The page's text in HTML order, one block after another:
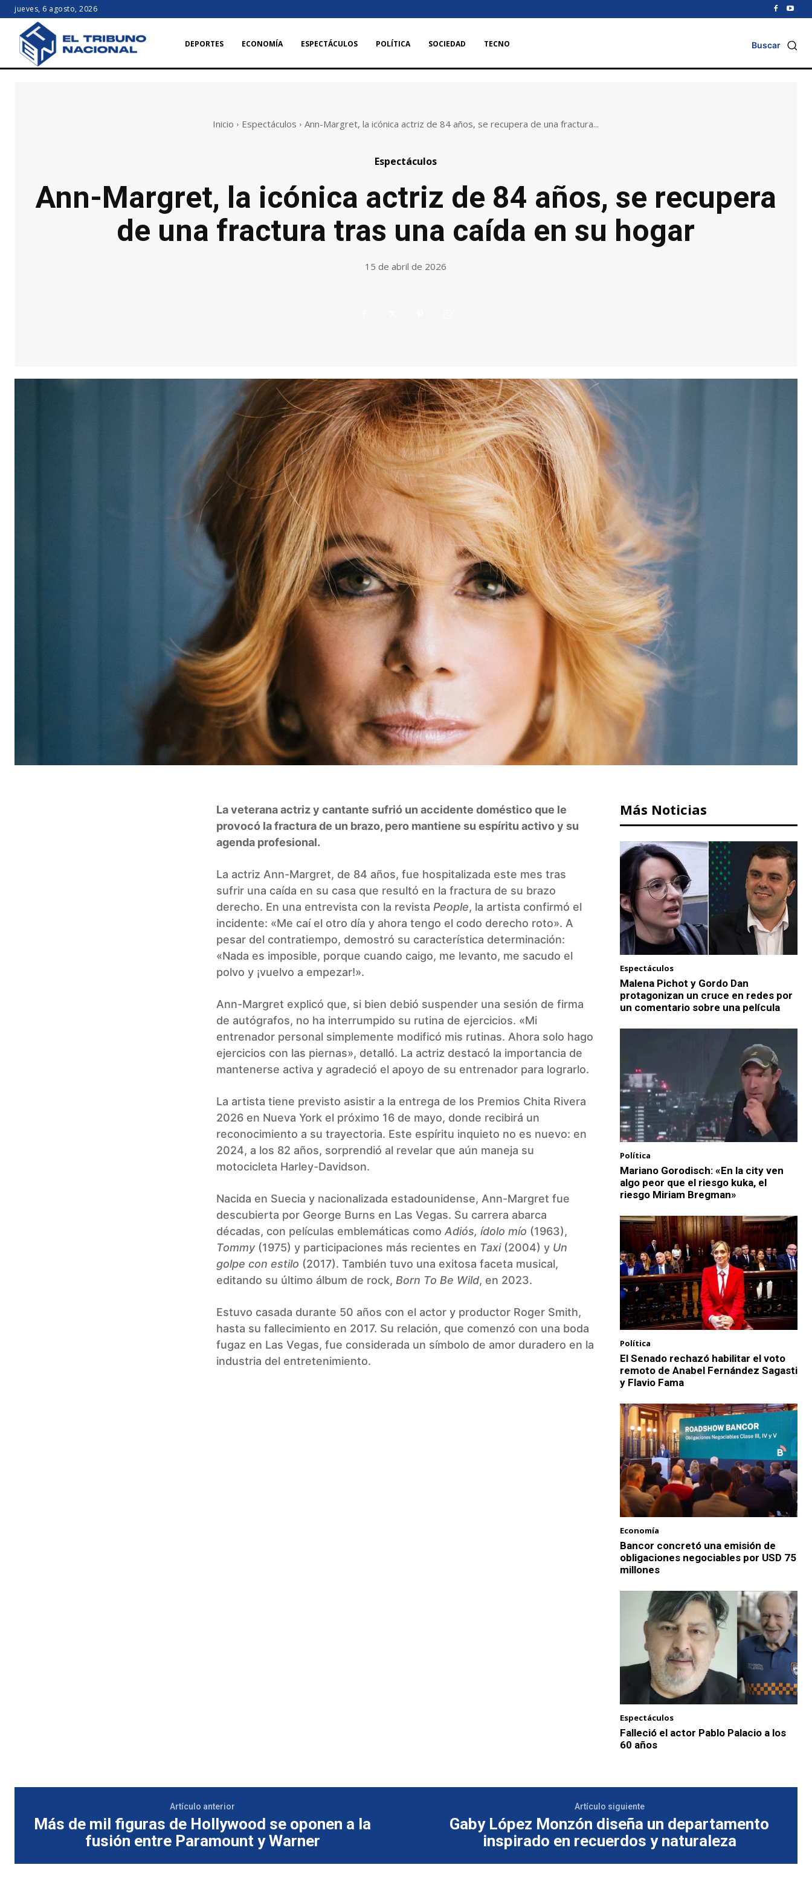
jueves, 6 agosto, 2026
DEPORTES ECONOMÍA ESPECTÁCULOS POLÍTICA SOCIEDAD TECNO Buscar
Inicio Espectáculos Ann-Margret, la icónica actriz de 84 años, se recupera de una fractura...
Espectáculos
Ann-Margret, la icónica actriz de 84 años, se recupera
de una fractura tras una caída en su hogar
15 de abril de 2026
La veterana actriz y cantante sufrió un accidente doméstico que le
provocó la fractura de un brazo, pero mantiene su espíritu activo y su
agenda profesional.
La actriz Ann-Margret, de 84 años, fue hospitalizada este mes tras
sufrir una caída en su casa que resultó en la fractura de su brazo
derecho. En una entrevista con la revista People, la artista confirmó el
incidente: «Me caí el otro día y ahora tengo el codo derecho roto». A
pesar del contratiempo, demostró su característica determinación:
«Nada es imposible, porque cuando caigo, me levanto, me sacudo el
polvo y ¡vuelvo a empezar!».
Ann-Margret explicó que, si bien debió suspender una sesión de firma
de autógrafos, no ha interrumpido su rutina de ejercicios. «Mi
entrenador personal simplemente modificó mis rutinas. Ahora solo hago
ejercicios con las piernas», detalló. La actriz destacó la importancia de
mantenerse activa y agradeció el apoyo de su entrenador para lograrlo.
La artista tiene previsto asistir a la entrega de los Premios Chita Rivera
2026 en Nueva York el próximo 16 de mayo, donde recibirá un
reconocimiento a su trayectoria. Este espíritu inquieto no es nuevo: en
2024, a los 82 años, sorprendió al revelar que aún maneja su
motocicleta Harley-Davidson.
Nacida en Suecia y nacionalizada estadounidense, Ann-Margret fue
descubierta por George Burns en Las Vegas. Su carrera abarca
décadas, con películas emblemáticas como Adiós, ídolo mío (1963),
Tommy(1975) y participaciones más recientes en Taxi(2004) y Un
golpe con estilo (2017). También tuvo una exitosa faceta musical,
editando su último álbum de rock, Born To Be Wild, en 2023.
Estuvo casada durante 50 años con el actor y productor Roger Smith,
hasta su fallecimiento en 2017. Su relación, que comenzó con una boda
fugaz en Las Vegas, fue considerada un símbolo de amor duradero en la
industria del entretenimiento.
Más Noticias
Espectáculos
Malena Pichot y Gordo Dan
protagonizan un cruce en redes por
un comentario sobre una película
Política
Mariano Gorodisch: «En la city ven
algo peor que el riesgo kuka, el
riesgo Miriam Bregman»
Política
El Senado rechazó habilitar el voto
remoto de Anabel Fernández Sagasti
y Flavio Fama
Economía
Bancor concretó una emisión de
obligaciones negociables por USD 75
millones
Espectáculos
Falleció el actor Pablo Palacio a los
60 años
Artículo anterior
Más de mil figuras de Hollywood se oponen a la
fusión entre Paramount y Warner
Artículo siguiente
Gaby López Monzón diseña un departamento
inspirado en recuerdos y naturaleza